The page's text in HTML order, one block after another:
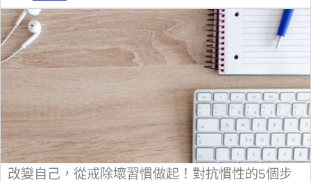
改變自己，從戒除壞習慣做起！對抗慣性的5個步